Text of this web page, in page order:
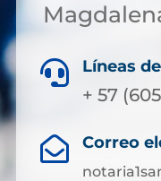
 Líneas
+ 57
 Correo